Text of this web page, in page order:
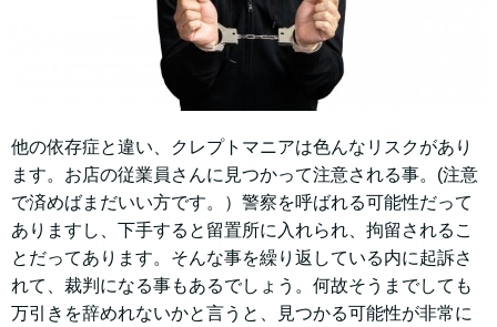
他の依存症と違い、クレプトマニアは色んなリスクがあり
ます。お店の従業員さんに見つかって注意される事。(注意
で済めばまだいい方です。）警察を呼ばれる可能性だって
ありますし、下手すると留置所に入れられ、拘留されるこ
とだってあります。そんな事を繰り返している内に起訴さ
れて、裁判になる事もあるでしょう。何故そうまでしても
万引きを辞めれないかと言うと、見つかる可能性が非常に